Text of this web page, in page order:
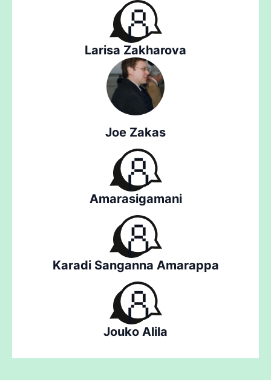
Larisa Zakharova
Joe Zakas
Amarasigamani
Karadi Sanganna Amarappa
Jouko Alila